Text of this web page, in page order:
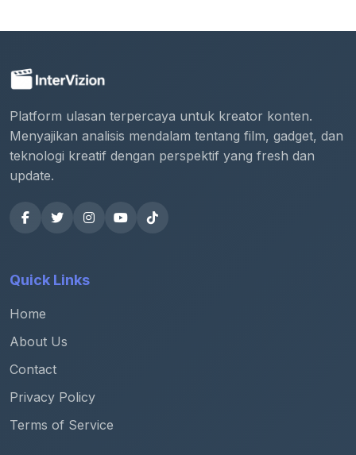
Platform ulasan terpercaya untuk kreator konten.
Menyajikan analisis mendalam tentang film, gadget, dan
teknologi kreatif dengan perspektif yang fresh dan
update.
Quick Links
Home
About Us
Contact
Privacy Policy
Terms of Service